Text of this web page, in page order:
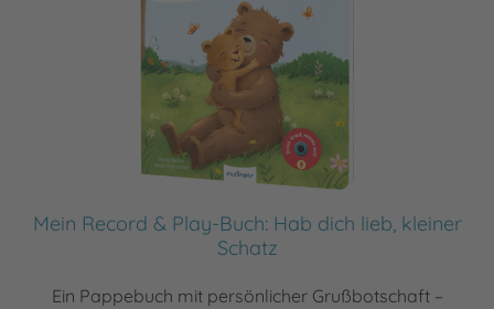
Mein Record & Play-Buch: Hab dich lieb, kleiner
Schatz
Ein Pappebuch mit persönlicher Grußbotschaft –